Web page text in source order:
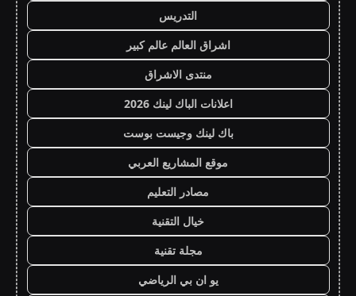
التدريس
اشراق العالم عالم كبير
منتدى الاشراق
اعلانات الباك لينك 2026
باك لينك وجيست بوست
موقع المشاريع العربي
مصادر التعليم
خيال التقنية
مجلة تقنية
يو ان بي الرياضي